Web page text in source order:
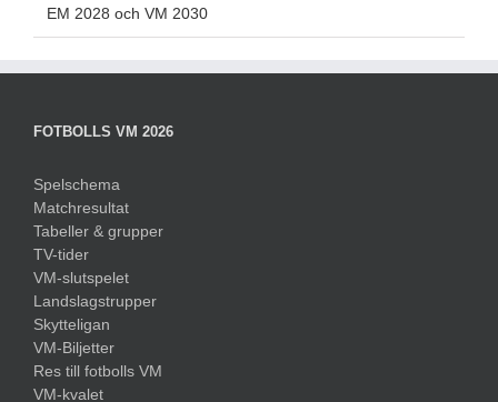
EM 2028 och VM 2030
FOTBOLLS VM 2026
Spelschema
Matchresultat
Tabeller & grupper
TV-tider
VM-slutspelet
Landslagstrupper
Skytteligan
VM-Biljetter
Res till fotbolls VM
VM-kvalet